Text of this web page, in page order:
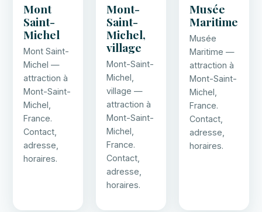
Mont
Saint-
Michel
Mont Saint-
Michel —
attraction à
Mont-Saint-
Michel,
France.
Contact,
adresse,
horaires.
Mont-
Saint-
Michel,
village
Mont-Saint-
Michel,
village —
attraction à
Mont-Saint-
Michel,
France.
Contact,
adresse,
horaires.
Musée
Maritime
Musée
Maritime —
attraction à
Mont-Saint-
Michel,
France.
Contact,
adresse,
horaires.